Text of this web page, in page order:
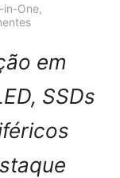
in-One,
em
SSDs